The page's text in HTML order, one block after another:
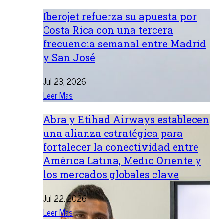
Iberojet refuerza su apuesta por
Costa Rica con una tercera
frecuencia semanal entre Madrid
y San José
Jul 23, 2026
Leer Mas
Abra y Etihad Airways establecen
una alianza estratégica para
fortalecer la conectividad entre
América Latina, Medio Oriente y
los mercados globales clave
Jul 22, 2026
Leer Mas